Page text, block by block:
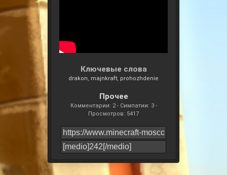
Ключевые слова
drakon majnkraft prohozhdenie
Прочее
Комментарии: 2 - Симпатии: 3 -
Просмотров: 5417